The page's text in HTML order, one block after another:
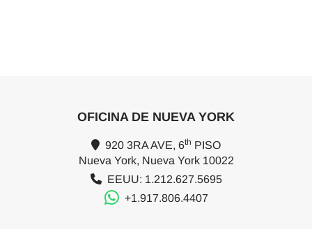
OFICINA DE NUEVA YORK
920 3RA AVE, 6th PISO
Nueva York, Nueva York 10022
EEUU: 1.212.627.5695
+1.917.806.4407